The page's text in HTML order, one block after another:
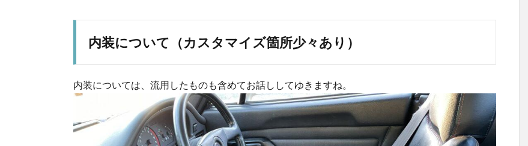
内装について（カスタマイズ箇所少々あり）
内装については、流用したものも含めてお話ししてゆきますね。